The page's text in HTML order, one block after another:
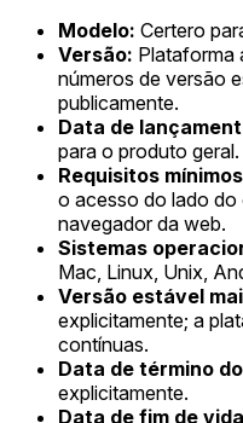
Modelo: Certero
Versão: Plataforma
números de versão
publicamente.
Data de
para o produto geral.
Requisitos
o acesso do lado do
navegador da web.
Sistemas
Mac, Linux, Unix,
Versão estável
explicitamente; a
contínuas.
Data de término
explicitamente.
Data de fim de